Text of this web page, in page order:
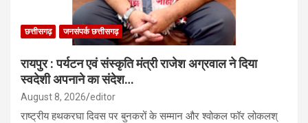
छत्तीसगढ़ जनसंपर्क छत्तीसगढ़
रायपुर : पर्यटन एवं संस्कृति मंत्री राजेश अग्रवाल ने दिया
स्वदेशी अपनाने का संदेश…
August 8, 2026 editor
राष्ट्रीय हथकरघा दिवस पर बुनकरों के सम्मान और श्वोकल फॉर लोकलश्